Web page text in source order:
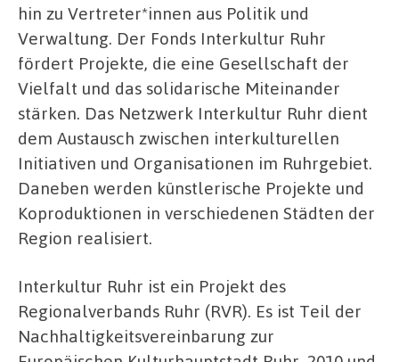
hin zu Vertreter*innen aus Politik und
Verwaltung. Der Fonds Interkultur Ruhr
fördert Projekte, die eine Gesellschaft der
Vielfalt und das solidarische Miteinander
stärken. Das Netzwerk Interkultur Ruhr dient
dem Austausch zwischen interkulturellen
Initiativen und Organisationen im Ruhrgebiet.
Daneben werden künstlerische Projekte und
Koproduktionen in verschiedenen Städten der
Region realisiert.
Interkultur Ruhr ist ein Projekt des
Regionalverbands Ruhr (RVR). Es ist Teil der
Nachhaltigkeitsvereinbarung zur